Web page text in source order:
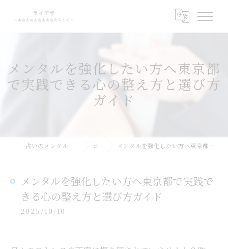
メンタルを強化したい方へ東京都
で実践できる心の整え方と選び方
ガイド
占いのメンタルサポートならライデザ コラム メンタルを強化したい方へ東京都で実践できる心の整え方と選び方ガイド
メンタルを強化したい方へ東京都で実践で
きる心の整え方と選び方ガイド
2025/10/10